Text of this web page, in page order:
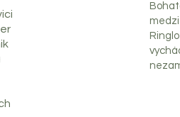
medzi